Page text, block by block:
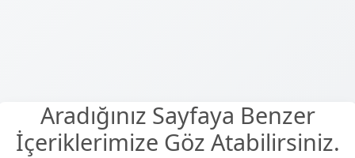
Aradığınız Sayfaya Benzer
İçeriklerimize Göz Atabilirsiniz.